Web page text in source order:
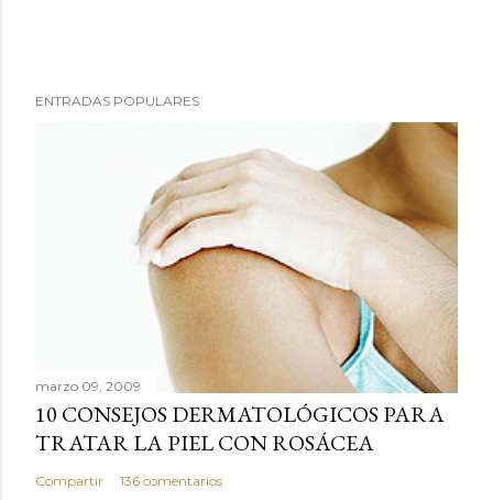
u
o
m
e
n
ENTRADAS POPULARES
marzo 09, 2009
10 CONSEJOS DERMATOLÓGICOS PARA
TRATAR LA PIEL CON ROSÁCEA
Compartir 136 comentarios